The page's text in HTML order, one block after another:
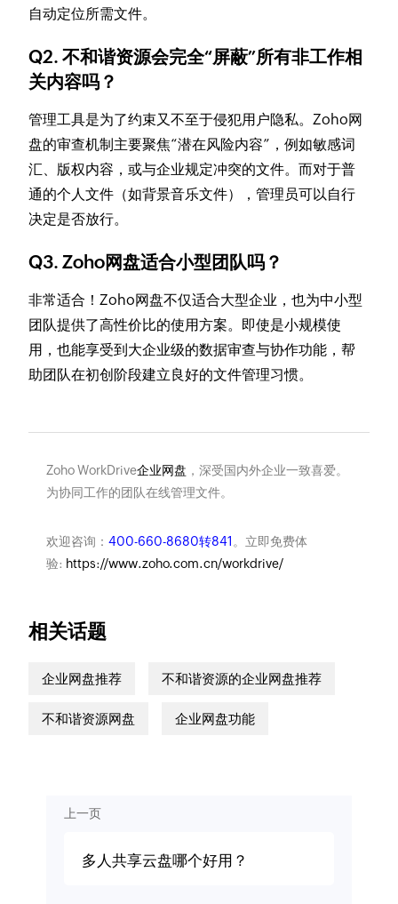
自动定位所需文件。
Q2. 不和谐资源会完全“屏蔽”所有非工作相
关内容吗？
管理工具是为了约束又不至于侵犯用户隐私。Zoho网
盘的审查机制主要聚焦“潜在风险内容”，例如敏感词
汇、版权内容，或与企业规定冲突的文件。而对于普
通的个人文件（如背景音乐文件），管理员可以自行
决定是否放行。
Q3. Zoho网盘适合小型团队吗？
非常适合！Zoho网盘不仅适合大型企业，也为中小型
团队提供了高性价比的使用方案。即使是小规模使
用，也能享受到大企业级的数据审查与协作功能，帮
助团队在初创阶段建立良好的文件管理习惯。
Zoho WorkDrive企业网盘 ，深受国内外企业一致喜爱。
为协同工作的团队在线管理文件。
欢迎咨询： 400-660-8680转841 。立即免费体
验: https://www.zoho.com.cn/workdrive/
相关话题
企业网盘推荐 不和谐资源的企业网盘推荐
不和谐资源网盘 企业网盘功能
上一页
多人共享云盘哪个好用？